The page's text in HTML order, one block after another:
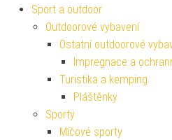
Sport a outdoor
Outdoorové vybavení
Ostatní outdoorové
Impregnace a
Turistika a kemping
Pláštěnky
Sporty
Míčové sporty